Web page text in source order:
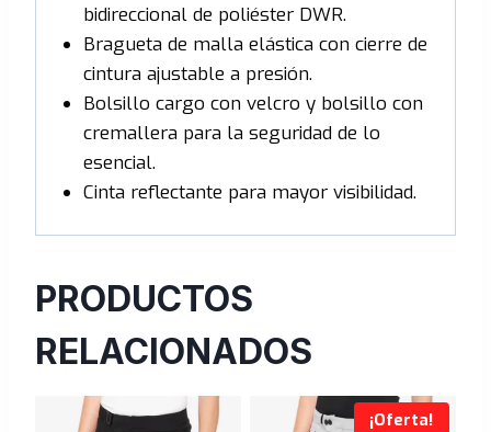
bidireccional de poliéster DWR.
Bragueta de malla elástica con cierre de
cintura ajustable a presión.
Bolsillo cargo con velcro y bolsillo con
cremallera para la seguridad de lo
esencial.
Cinta reflectante para mayor visibilidad.
PRODUCTOS
RELACIONADOS
¡Oferta!